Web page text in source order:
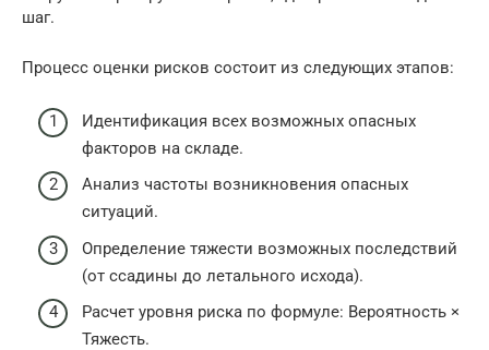
шаг.
Процесс оценки рисков состоит из следующих этапов:
Идентификация всех возможных опасных
факторов на складе.
Анализ частоты возникновения опасных
ситуаций.
Определение тяжести возможных последствий
(от ссадины до летального исхода).
Расчет уровня риска по формуле: Вероятность ×
Тяжесть.